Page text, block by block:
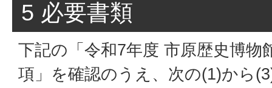
5 必要書類
下記の「令和7年度 市原歴史博物
項」を確認のうえ、次の(1)から